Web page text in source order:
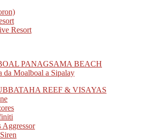
Resort
PANAGSAMA BEACH
da Moalboal a Sipalay
REEF & VISAYAS